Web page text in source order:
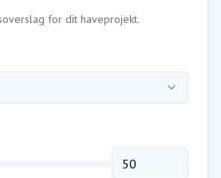
for dit haveprojekt.